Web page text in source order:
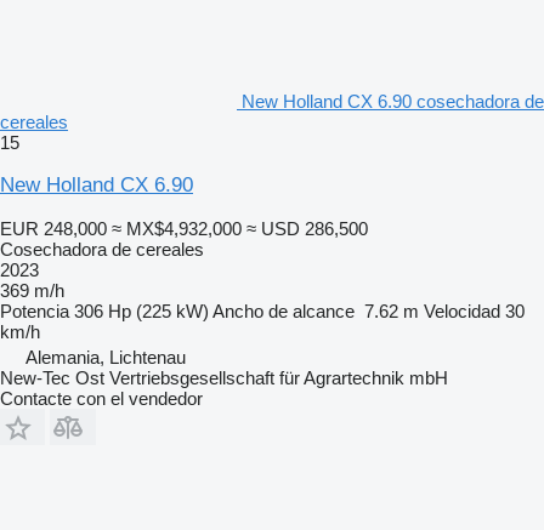
New Holland CX 6.90 cosechadora de
cereales
15
New Holland CX 6.90
EUR 248,000 ≈ MX$4,932,000 ≈ USD 286,500
Cosechadora de cereales
2023
369 m/h
Potencia 306 Hp (225 kW) Ancho de alcance 7.62 m Velocidad 30
km/h
Alemania, Lichtenau
New-Tec Ost Vertriebsgesellschaft für Agrartechnik mbH
Contacte con el vendedor